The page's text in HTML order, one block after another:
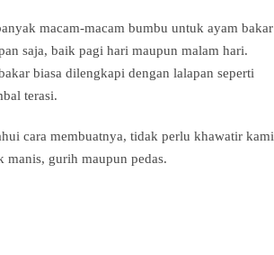
macam-macam bumbu untuk ayam bakar
saja, baik pagi hari maupun malam hari.
biasa dilengkapi dengan lalapan seperti
terasi.
cara membuatnya, tidak perlu khawatir kami
manis, gurih maupun pedas.